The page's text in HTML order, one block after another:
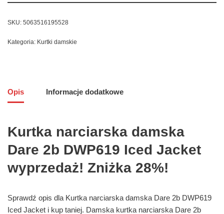
SKU: 5063516195528
Kategoria: Kurtki damskie
Opis Informacje dodatkowe
Kurtka narciarska damska
Dare 2b DWP619 Iced Jacket
wyprzedaż! Zniżka 28%!
Sprawdź opis dla Kurtka narciarska damska Dare 2b DWP619
Iced Jacket i kup taniej. Damska kurtka narciarska Dare 2b